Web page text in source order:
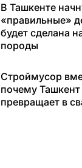
В Ташкенте
«правильные»
будет сделана
породы
Строймусор
почему
превращает в